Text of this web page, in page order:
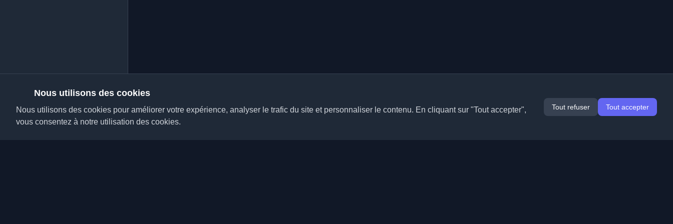
Nous utilisons des cookies
Nous utilisons des cookies pour améliorer votre expérience, analyser le trafic du site et personnaliser le contenu. En cliquant sur "Tout accepter",
vous consentez à notre utilisation des cookies.
Tout refuser Tout accepter